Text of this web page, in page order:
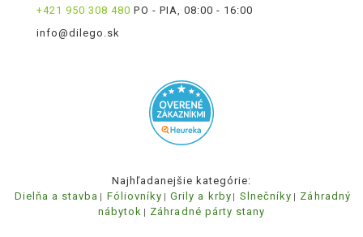
+421 950 308 480 PO - PIA, 08:00 - 16:00
info@dilego.sk
Najhľadanejšie kategórie:
Dielňa a stavba
Fóliovníky Grily a krby Slnečníky
Záhradný
nábytok
Záhradné párty stany